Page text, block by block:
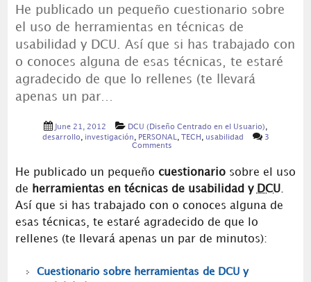
He publicado un pequeño cuestionario sobre
el uso de herramientas en técnicas de
usabilidad y DCU. Así que si has trabajado con
o conoces alguna de esas técnicas, te estaré
agradecido de que lo rellenes (te llevará
apenas un par…
June 21, 2012 DCU (Diseño Centrado en el Usuario)
desarrollo
investigación PERSONAL TECH usabilidad
3
Comments
He publicado un pequeño cuestionario sobre el uso
de herramientas en técnicas de usabilidad y DCU.
Así que si has trabajado con o conoces alguna de
esas técnicas, te estaré agradecido de que lo
rellenes (te llevará apenas un par de minutos):
Cuestionario sobre herramientas de DCU y